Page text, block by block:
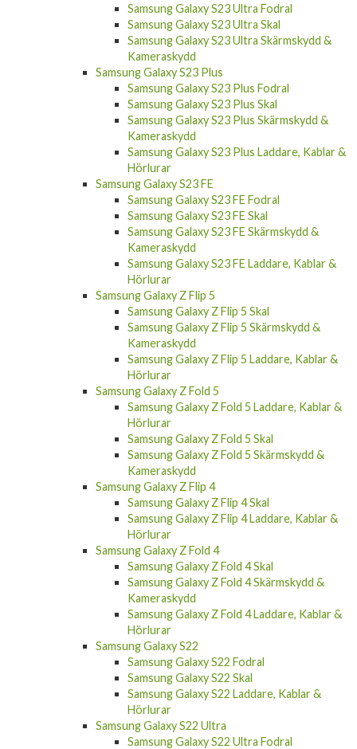
Samsung Galaxy S23 Ultra Fodral
Samsung Galaxy S23 Ultra Skal
Samsung Galaxy S23 Ultra Skärmskydd &
Kameraskydd
Samsung Galaxy S23 Plus
Samsung Galaxy S23 Plus Fodral
Samsung Galaxy S23 Plus Skal
Samsung Galaxy S23 Plus Skärmskydd &
Kameraskydd
Samsung Galaxy S23 Plus Laddare, Kablar &
Hörlurar
Samsung Galaxy S23 FE
Samsung Galaxy S23 FE Fodral
Samsung Galaxy S23 FE Skal
Samsung Galaxy S23 FE Skärmskydd &
Kameraskydd
Samsung Galaxy S23 FE Laddare, Kablar &
Hörlurar
Samsung Galaxy Z Flip 5
Samsung Galaxy Z Flip 5 Skal
Samsung Galaxy Z Flip 5 Skärmskydd &
Kameraskydd
Samsung Galaxy Z Flip 5 Laddare, Kablar &
Hörlurar
Samsung Galaxy Z Fold 5
Samsung Galaxy Z Fold 5 Laddare, Kablar &
Hörlurar
Samsung Galaxy Z Fold 5 Skal
Samsung Galaxy Z Fold 5 Skärmskydd &
Kameraskydd
Samsung Galaxy Z Flip 4
Samsung Galaxy Z Flip 4 Skal
Samsung Galaxy Z Flip 4 Laddare, Kablar &
Hörlurar
Samsung Galaxy Z Fold 4
Samsung Galaxy Z Fold 4 Skal
Samsung Galaxy Z Fold 4 Skärmskydd &
Kameraskydd
Samsung Galaxy Z Fold 4 Laddare, Kablar &
Hörlurar
Samsung Galaxy S22
Samsung Galaxy S22 Fodral
Samsung Galaxy S22 Skal
Samsung Galaxy S22 Laddare, Kablar &
Hörlurar
Samsung Galaxy S22 Ultra
Samsung Galaxy S22 Ultra Fodral